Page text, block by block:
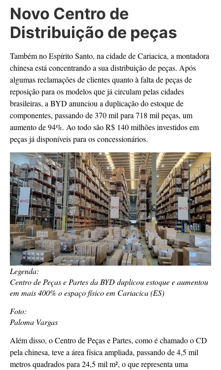
Novo Centro de
Distribuição de peças
Também no Espírito Santo, na cidade de Cariacica, a montadora
chinesa está concentrando a sua distribuição de peças. Após
algumas reclamações de clientes quanto à falta de peças de
reposição para os modelos que já circulam pelas cidades
brasileiras, a BYD anunciou a duplicação do estoque de
componentes, passando de 370 mil para 718 mil peças, um
aumento de 94%. Ao todo são R$ 140 milhões investidos em
peças já disponíveis para os concessionários.
Legenda:
Centro de Peças e Partes da BYD duplicou estoque e aumentou
em mais 400% o espaço físico em Cariacica (ES)
Foto:
Paloma Vargas
Além disso, o Centro de Peças e Partes, como é chamado o CD
pela chinesa, teve a área física ampliada, passando de 4,5 mil
metros quadrados para 24,5 mil m², o que representa uma